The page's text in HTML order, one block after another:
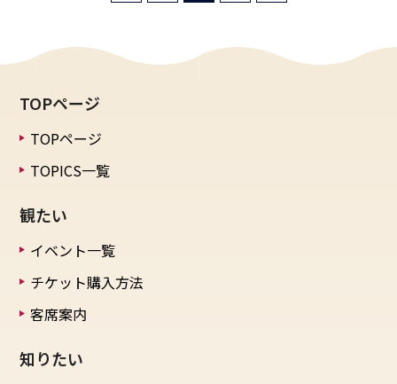
TOPページ
TOPページ
TOPICS一覧
観たい
イベント一覧
チケット購入方法
客席案内
知りたい